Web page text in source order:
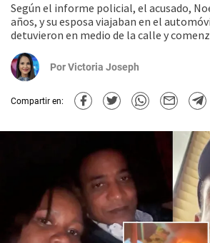
Según el informe policial, el acusado,
años, y su esposa viajaban en el
detuvieron en medio de la calle y
PorVictoria Joseph
Compartir en: